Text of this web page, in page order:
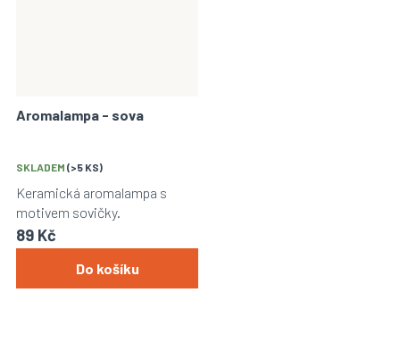
Aromalampa - sova
SKLADEM (>5 KS)
89 Kč
Do košíku
Keramická aromalampa s
motivem sovičky.